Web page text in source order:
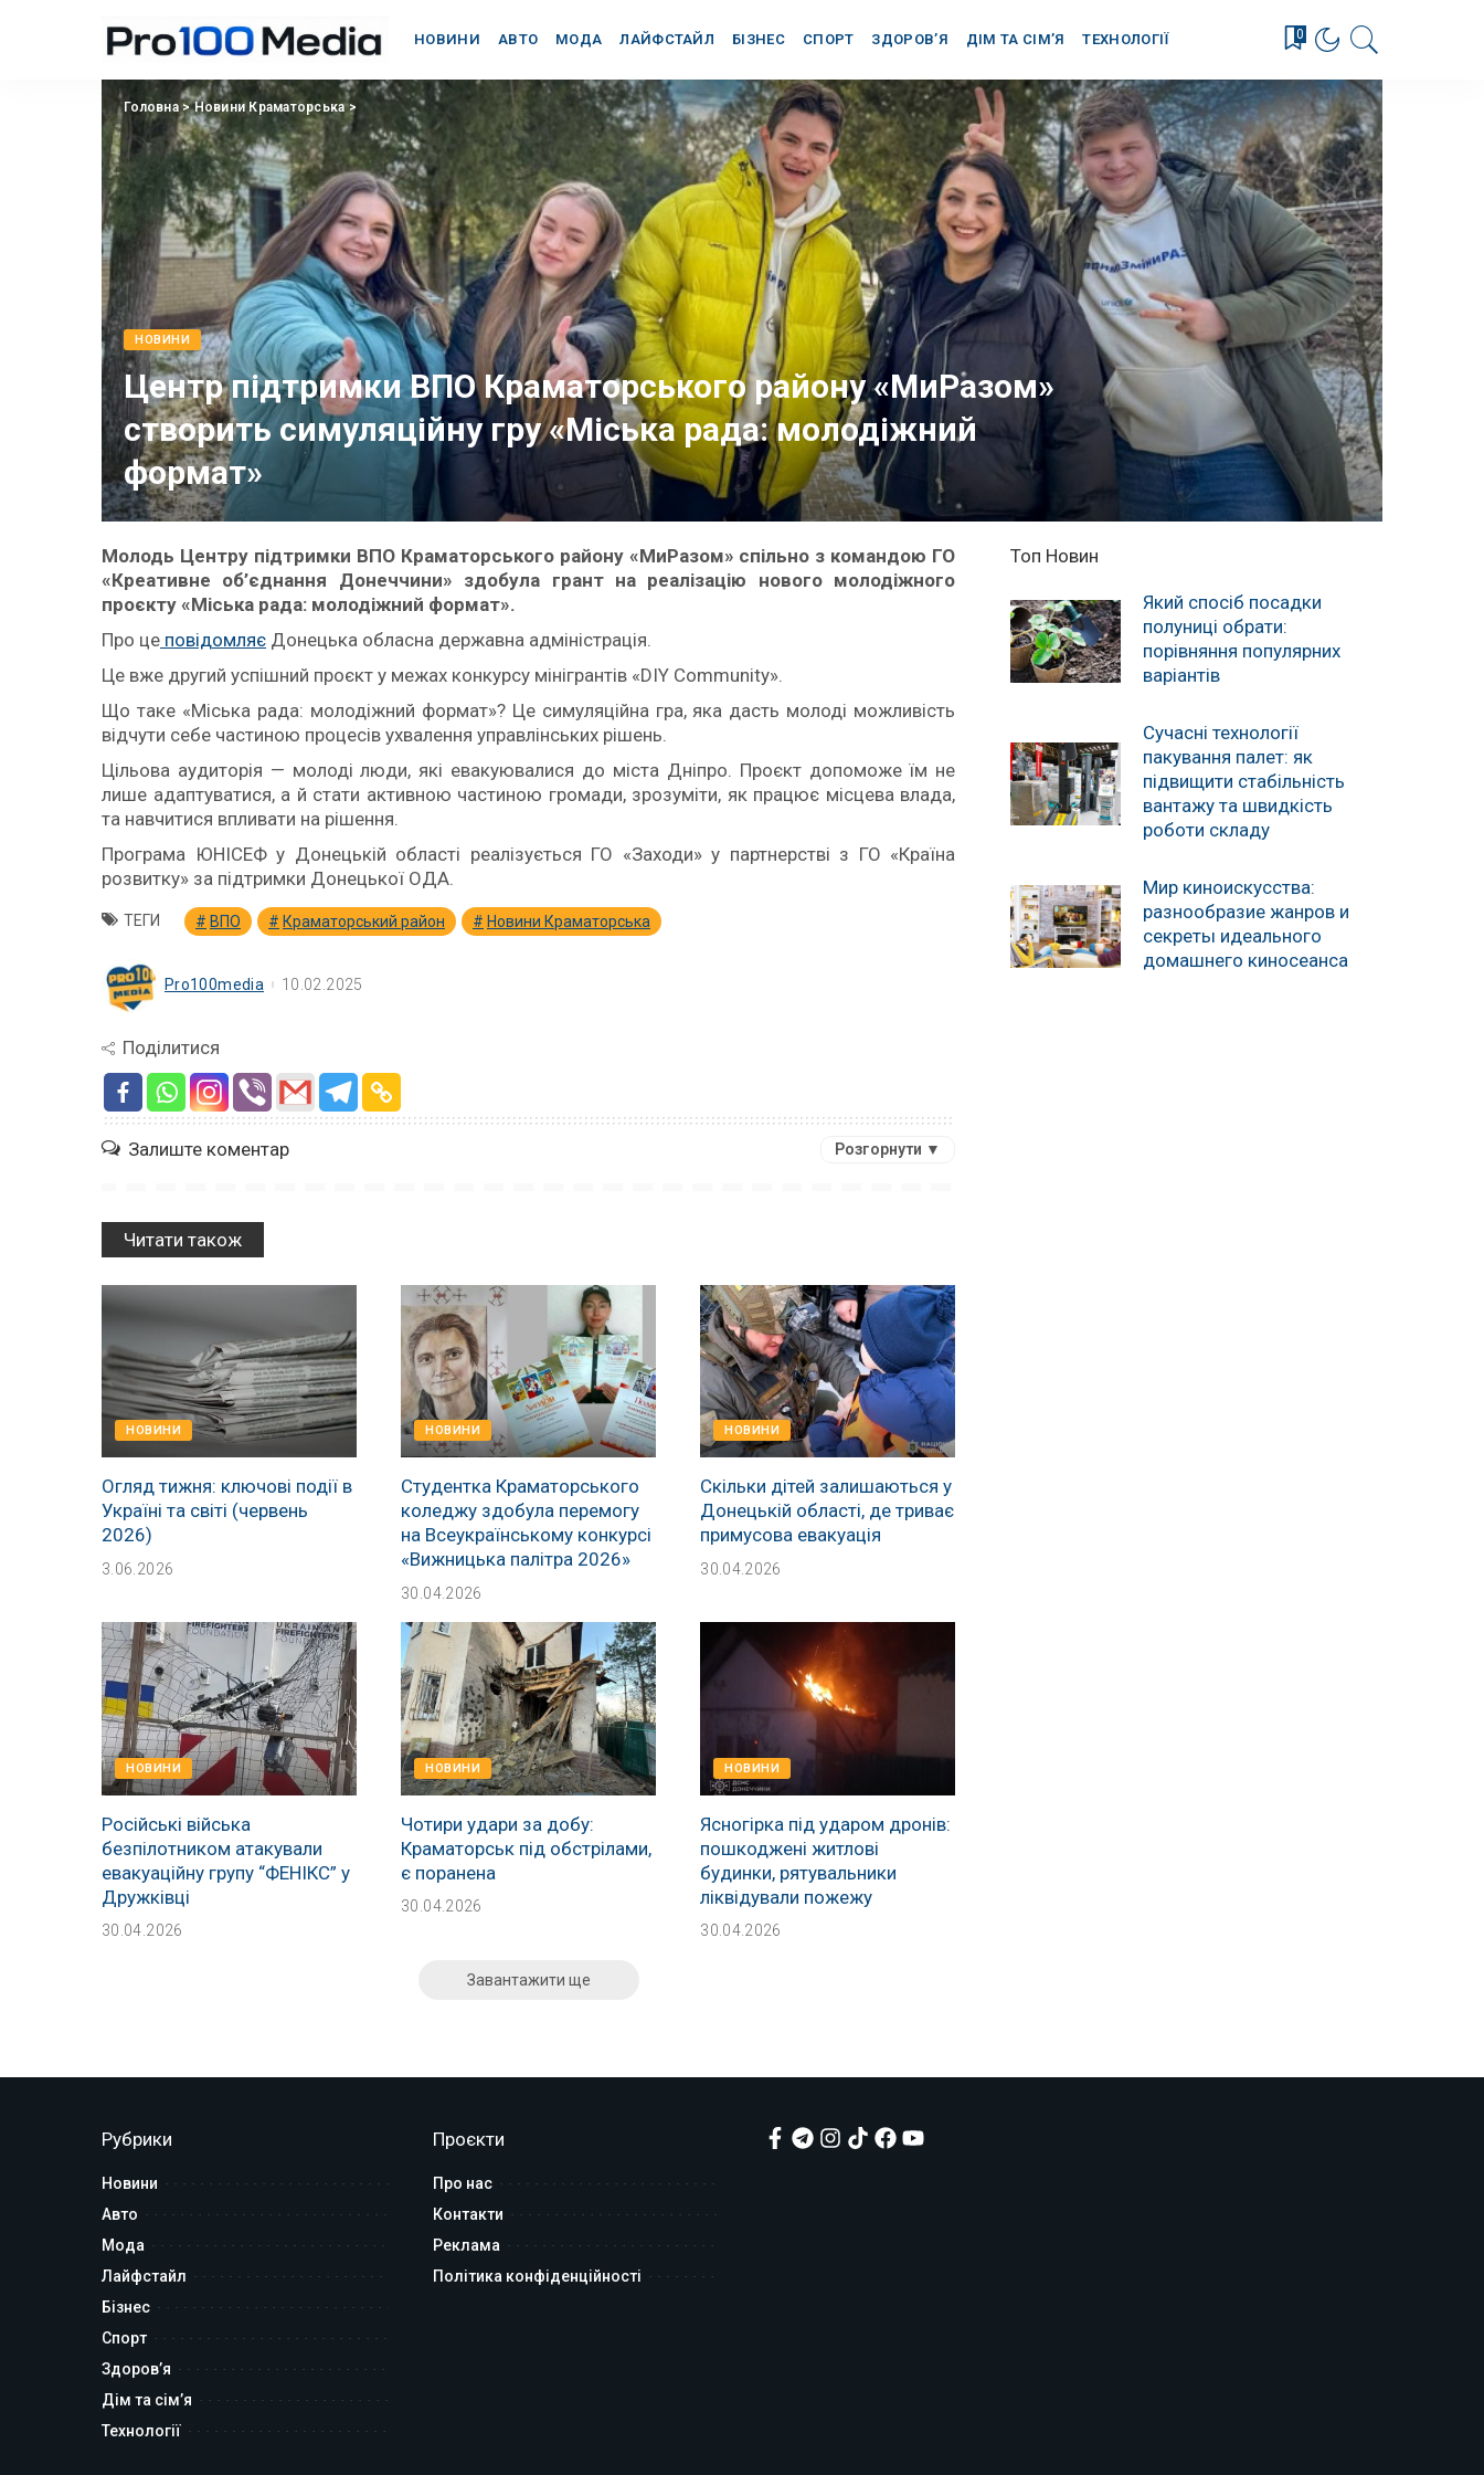
НОВИНИ АВТО МОДА ЛАЙФСТАЙЛ БІЗНЕС СПОРТ ЗДОРОВ’Я ДІМ ТА СІМ’Я ТЕХНОЛОГІЇ 0
Головна>Новини Краматорська>
НОВИНИ
Центр підтримки ВПО Краматорського району «МиРазом»
створить симуляційну гру «Міська рада: молодіжний
формат»
Молодь Центру підтримки ВПО Краматорського району «МиРазом» спільно з командою ГО
«Креативне об’єднання Донеччини» здобула грант на реалізацію нового молодіжного
проєкту «Міська рада: молодіжний формат».
Про це повідомляє Донецька обласна державна адміністрація.
Це вже другий успішний проєкт у межах конкурсу мінігрантів «DIY Community».
Що таке «Міська рада: молодіжний формат»? Це симуляційна гра, яка дасть молоді можливість
відчути себе частиною процесів ухвалення управлінських рішень.
Цільова аудиторія — молоді люди, які евакуювалися до міста Дніпро. Проєкт допоможе їм не
лише адаптуватися, а й стати активною частиною громади, зрозуміти, як працює місцева влада,
та навчитися впливати на рішення.
Програма ЮНІСЕФ у Донецькій області реалізується ГО «Заходи» у партнерстві з ГО «Країна
розвитку» за підтримки Донецької ОДА.
ТЕГИ ВПО Краматорський район Новини Краматорська
Pro100media 10.02.2025
Поділитися
Залиште коментар Розгорнути ▼
Читати також
НОВИНИ
Огляд тижня: ключові події в
Україні та світі (червень
2026)
3.06.2026
НОВИНИ
Студентка Краматорського
коледжу здобула перемогу
на Всеукраїнському конкурсі
«Вижницька палітра 2026»
30.04.2026
НОВИНИ
Скільки дітей залишаються у
Донецькій області, де триває
примусова евакуація
30.04.2026
НОВИНИ
Російські війська
безпілотником атакували
евакуаційну групу “ФЕНІКС” у
Дружківці
30.04.2026
НОВИНИ
Чотири удари за добу:
Краматорськ під обстрілами,
є поранена
30.04.2026
НОВИНИ
Ясногірка під ударом дронів:
пошкоджені житлові
будинки, рятувальники
ліквідували пожежу
30.04.2026
Завантажити ще
Топ Новин
Який спосіб посадки
полуниці обрати:
порівняння популярних
варіантів
Сучасні технології
пакування палет: як
підвищити стабільність
вантажу та швидкість
роботи складу
Мир киноискусства:
разнообразие жанров и
секреты идеального
домашнего киносеанса
Рубрики
Новини
Авто
Мода
Лайфстайл
Бізнес
Спорт
Здоров’я
Дім та сім’я
Технології
Проєкти
Про нас
Контакти
Реклама
Політика конфіденційності